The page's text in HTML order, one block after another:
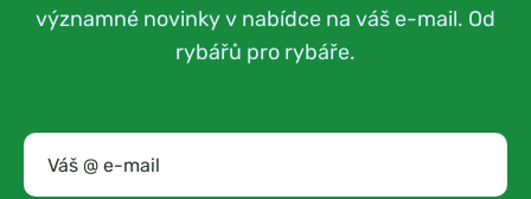
významné novinky v nabídce na váš e-mail. Od
rybářů pro rybáře.